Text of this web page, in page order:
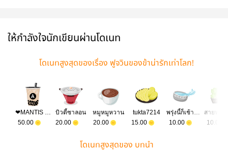
ให้กำลังใจนักเขียนผ่านโดเนท
โดเนทสูงสุดของเรื่อง ฟูจวินของข้าน่ารักเท่าโลก!
❤MANTIS SHRIMP❤
50.00
บิวตี้ซาลอน
20.00
หมูหมูหวาน
20.00
tukta7214
15.00
พรุ่งนี้ก็เช้าแล้ว
10.00
10.00
โดเนทสูงสุดของ บทนำ